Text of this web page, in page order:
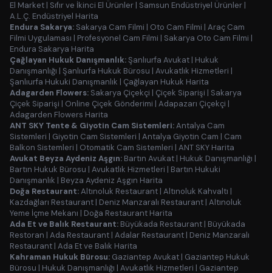
El Market | Sıfır ve İkinci El Ürünler | Samsun Endüstriyel Ürünler |
A.L.Ç. Endüstriyel Harita
Endura Sakarya: Sakarya Cam Filmi | Oto Cam Filmi | Araç Cam
Filmi Uygulaması | Profesyonel Cam Filmi | Sakarya Oto Cam Filmi |
Endura Sakarya Harita
Çağlayan Hukuk Danışmanlık:Şanlıurfa Avukat | Hukuk
Danışmanlığı | Şanlıurfa Hukuk Bürosu | Avukatlık Hizmetleri |
Şanlıurfa Hukuki Danışmanlık | Çağlayan Hukuk Harita
Adagarden Flowers: Sakarya Çiçekçi | Çiçek Siparişi | Sakarya
Çiçek Siparişi | Online Çiçek Gönderimi | Adapazarı Çiçekçi |
Adagarden Flowers Harita
ANT SKY Tente & Giyotin Cam Sistemleri:Antalya Cam
Sistemleri | Giyotin Cam Sistemleri | Antalya Giyotin Cam | Cam
Balkon Sistemleri | Otomatik Cam Sistemleri | ANT SKY Harita
Avukat Beyza Aydeniz Aşgın: Bartın Avukat | Hukuk Danışmanlığı |
Bartın Hukuk Bürosu | Avukatlık Hizmetleri | Bartın Hukuki
Danışmanlık | Beyza Aydeniz Aşgın Harita
Doğa Restaurant:Altınoluk Restaurant | Altınoluk Kahvaltı |
Kazdağları Restaurant | Deniz Manzaralı Restaurant | Altınoluk
Yeme İçme Mekanı | Doğa Restaurant Harita
Ada Et ve Balık Restaurant: Büyükada Restaurant | Büyükada
Restoran | Ada Restaurant | Adalar Restaurant | Deniz Manzaralı
Restaurant | Ada Et ve Balık Harita
Kahraman Hukuk Bürosu: Gaziantep Avukat | Gaziantep Hukuk
Bürosu | Hukuk Danışmanlığı | Avukatlık Hizmetleri | Gaziantep